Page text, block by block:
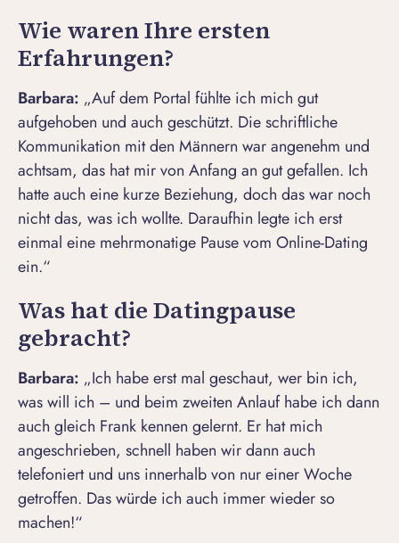
Wie waren Ihre ersten
Erfahrungen?
Barbara: „Auf dem Portal fühlte ich mich gut
aufgehoben und auch geschützt. Die schriftliche
Kommunikation mit den Männern war angenehm und
achtsam, das hat mir von Anfang an gut gefallen. Ich
hatte auch eine kurze Beziehung, doch das war noch
nicht das, was ich wollte. Daraufhin legte ich erst
einmal eine mehrmonatige Pause vom Online-Dating
ein.“
Was hat die Datingpause
gebracht?
Barbara: „Ich habe erst mal geschaut, wer bin ich,
was will ich – und beim zweiten Anlauf habe ich dann
auch gleich Frank kennen gelernt. Er hat mich
angeschrieben, schnell haben wir dann auch
telefoniert und uns innerhalb von nur einer Woche
getroffen. Das würde ich auch immer wieder so
machen!“